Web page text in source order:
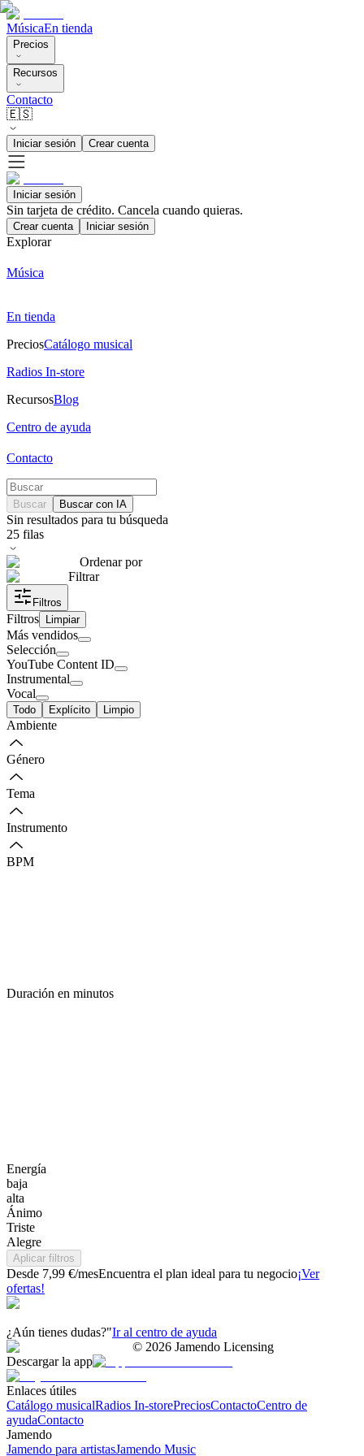
MúsicaEn tienda
Precios
Recursos
Contacto
🇪🇸
Iniciar sesión Crear cuenta
Iniciar sesión
Sin tarjeta de crédito. Cancela cuando quieras.
Crear cuenta Iniciar sesión
Explorar
Música
En tienda
PreciosCatálogo musical
Radios In-store
RecursosBlog
Centro de ayuda
Contacto
Buscar Buscar con IA
Sin resultados para tu búsqueda
25 filas
Ordenar por
Filtrar
Filtros
Filtros Limpiar
Más vendidos
Selección
YouTube Content ID
Instrumental
Vocal
Todo Explícito Limpio
Ambiente
Género
Tema
Instrumento
BPM
Duración en minutos
Energía
baja
alta
Ánimo
Triste
Alegre
Aplicar filtros
Desde 7,99 €/mesEncuentra el plan ideal para tu negocio¡Ver
ofertas!
¿Aún tienes dudas?"Ir al centro de ayuda
© 2026 Jamendo Licensing
Descargar la app
Enlaces útiles
Catálogo musicalRadios In-storePreciosContactoCentro de
ayudaContacto
Jamendo
Jamendo para artistasJamendo Music